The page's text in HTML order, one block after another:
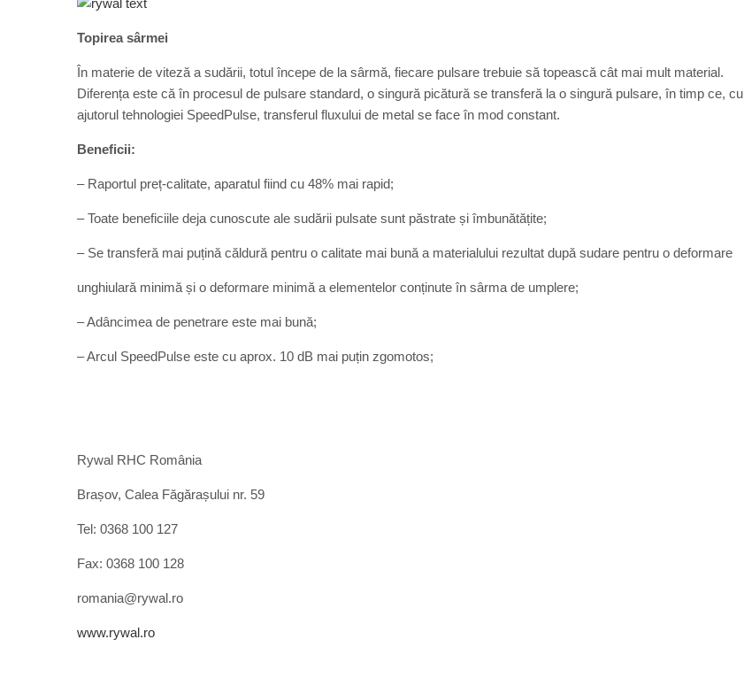
Topirea sârmei
În materie de viteză a sudării, totul începe de la sârmă, fiecare pulsare trebuie să topească cât mai mult material.
Diferența este că în procesul de pulsare standard, o singură picătură se transferă la o singură pulsare, în timp ce, cu
ajutorul tehnologiei SpeedPulse, transferul fluxului de metal se face în mod constant.
Beneficii:
– Raportul preț-calitate, aparatul fiind cu 48% mai rapid;
– Toate beneficiile deja cunoscute ale sudării pulsate sunt păstrate și îmbunătățite;
– Se transferă mai puțină căldură pentru o calitate mai bună a materialului rezultat după sudare pentru o deformare
unghiulară minimă și o deformare minimă a elementelor conținute în sârma de umplere;
– Adâncimea de penetrare este mai bună;
– Arcul SpeedPulse este cu aprox. 10 dB mai puțin zgomotos;
Rywal RHC România
Brașov, Calea Făgărașului nr. 59
Tel: 0368 100 127
Fax: 0368 100 128
romania@rywal.ro
www.rywal.ro